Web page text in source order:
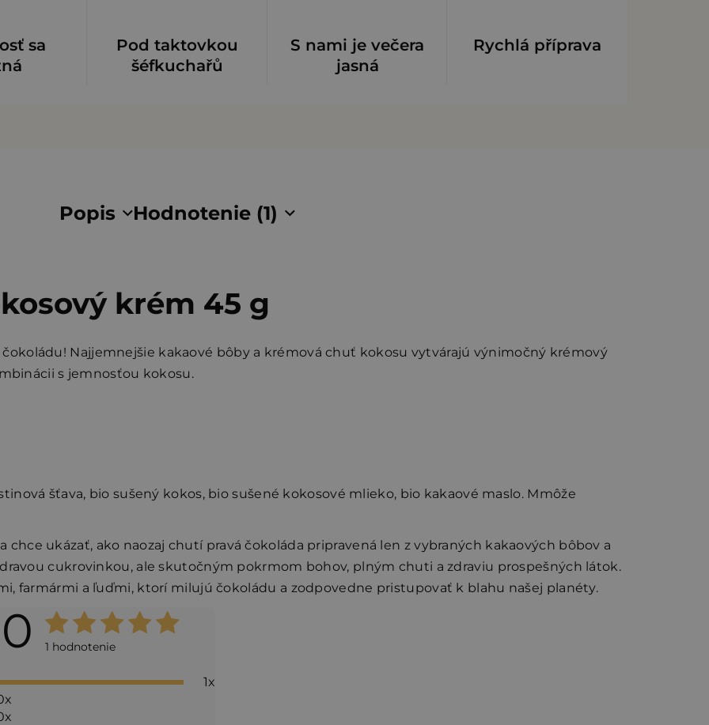
sa
Pod taktovkou
šéfkuchařů
S nami je večera
jasná
Rychlá příprava
Popis Hodnotenie (1)
krém 45 g
Najjemnejšie kakaové bôby a krémová chuť kokosu vytvárajú výnimočný krémový
s jemnosťou kokosu.
šťava, bio sušený kokos, bio sušené kokosové mlieko, bio kakaové maslo. Mmôže
chce ukázať, ako naozaj chutí pravá čokoláda pripravená len z vybraných kakaových bôbov a
cukrovinkou, ale skutočným pokrmom bohov, plným chuti a zdraviu prospešných látok.
farmármi a ľuďmi, ktorí milujú čokoládu a zodpovedne pristupovať k blahu našej planéty.
Priemerné
hodnotenie
1 hodnotenie
1x